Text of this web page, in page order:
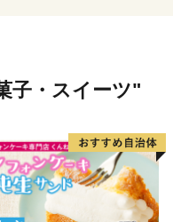
ートセンター
12/29～1/3休み)
子・スイーツ"